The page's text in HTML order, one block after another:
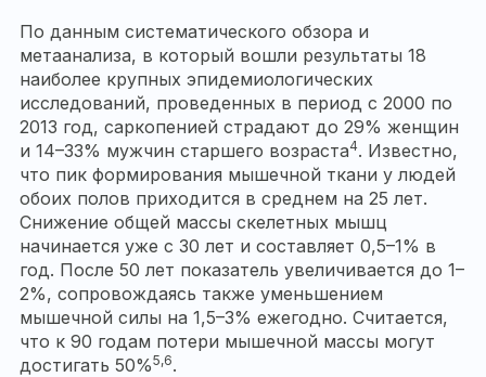
По данным систематического обзора и
метаанализа, в который вошли результаты 18
наиболее крупных эпидемиологических
исследований, проведенных в период с 2000 по
2013 год, саркопенией страдают до 29% женщин
и 14–33% мужчин старшего возраста4. Известно,
что пик формирования мышечной ткани у людей
обоих полов приходится в среднем на 25 лет.
Снижение общей массы скелетных мышц
начинается уже с 30 лет и составляет 0,5–1% в
год. После 50 лет показатель увеличивается до 1–
2%, сопровождаясь также уменьшением
мышечной силы на 1,5–3% ежегодно. Считается,
что к 90 годам потери мышечной массы могут
достигать 50%5,6.